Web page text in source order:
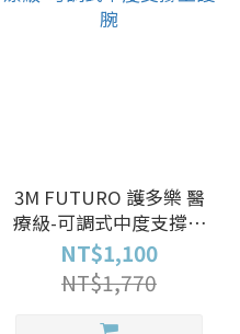
3M FUTURO 護多樂 醫
療級-可調式中度支撐型
護腕
NT$1,100
NT$1,770